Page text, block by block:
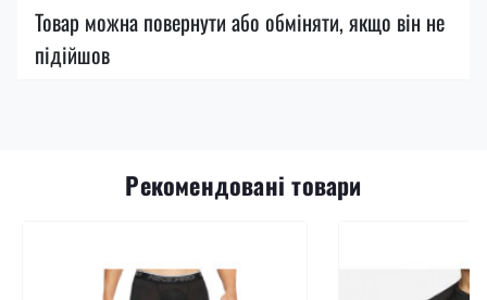
Товар можна повернути або обміняти, якщо він не
підійшов
Рекомендовані товари